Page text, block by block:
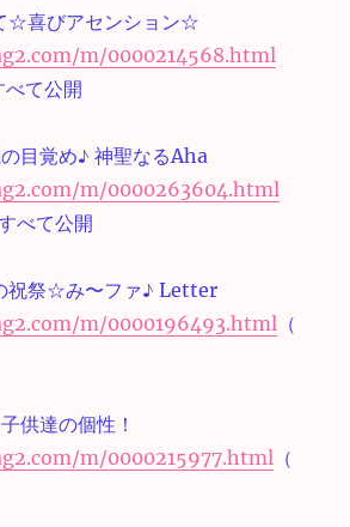
☆喜びアセンション☆
m/0000214568.html
て公開
目覚め♪ 神聖なるAha
m/0000263604.html
べて公開
祭☆み〜ファ♪ Letter
m/0000196493.html （
供達の個性！
m/0000215977.html （